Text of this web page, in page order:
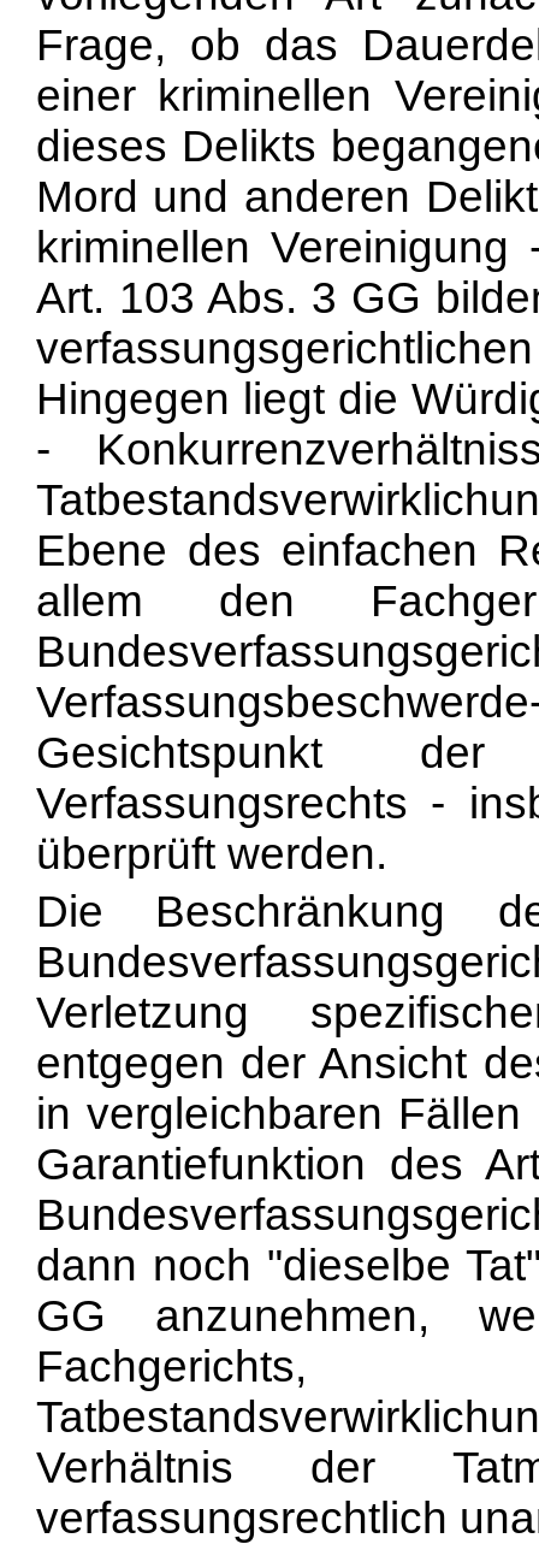
Frage, ob das
einer kriminellen
dieses Delikts
Mord und anderen
kriminellen
Art. 103 Abs. 3 GG
Hingegen liegt die
-
Ebene des einfachen
allem den
Gesichtspunkt der
Verfassungsrechts -
überprüft werden.
Die Beschränkung
Verletzung
entgegen der Ansicht
in vergleichbaren
Garantiefunktion des
dann noch "dieselbe
GG anzunehmen,
Verhältnis der
verfassungsrechtlich